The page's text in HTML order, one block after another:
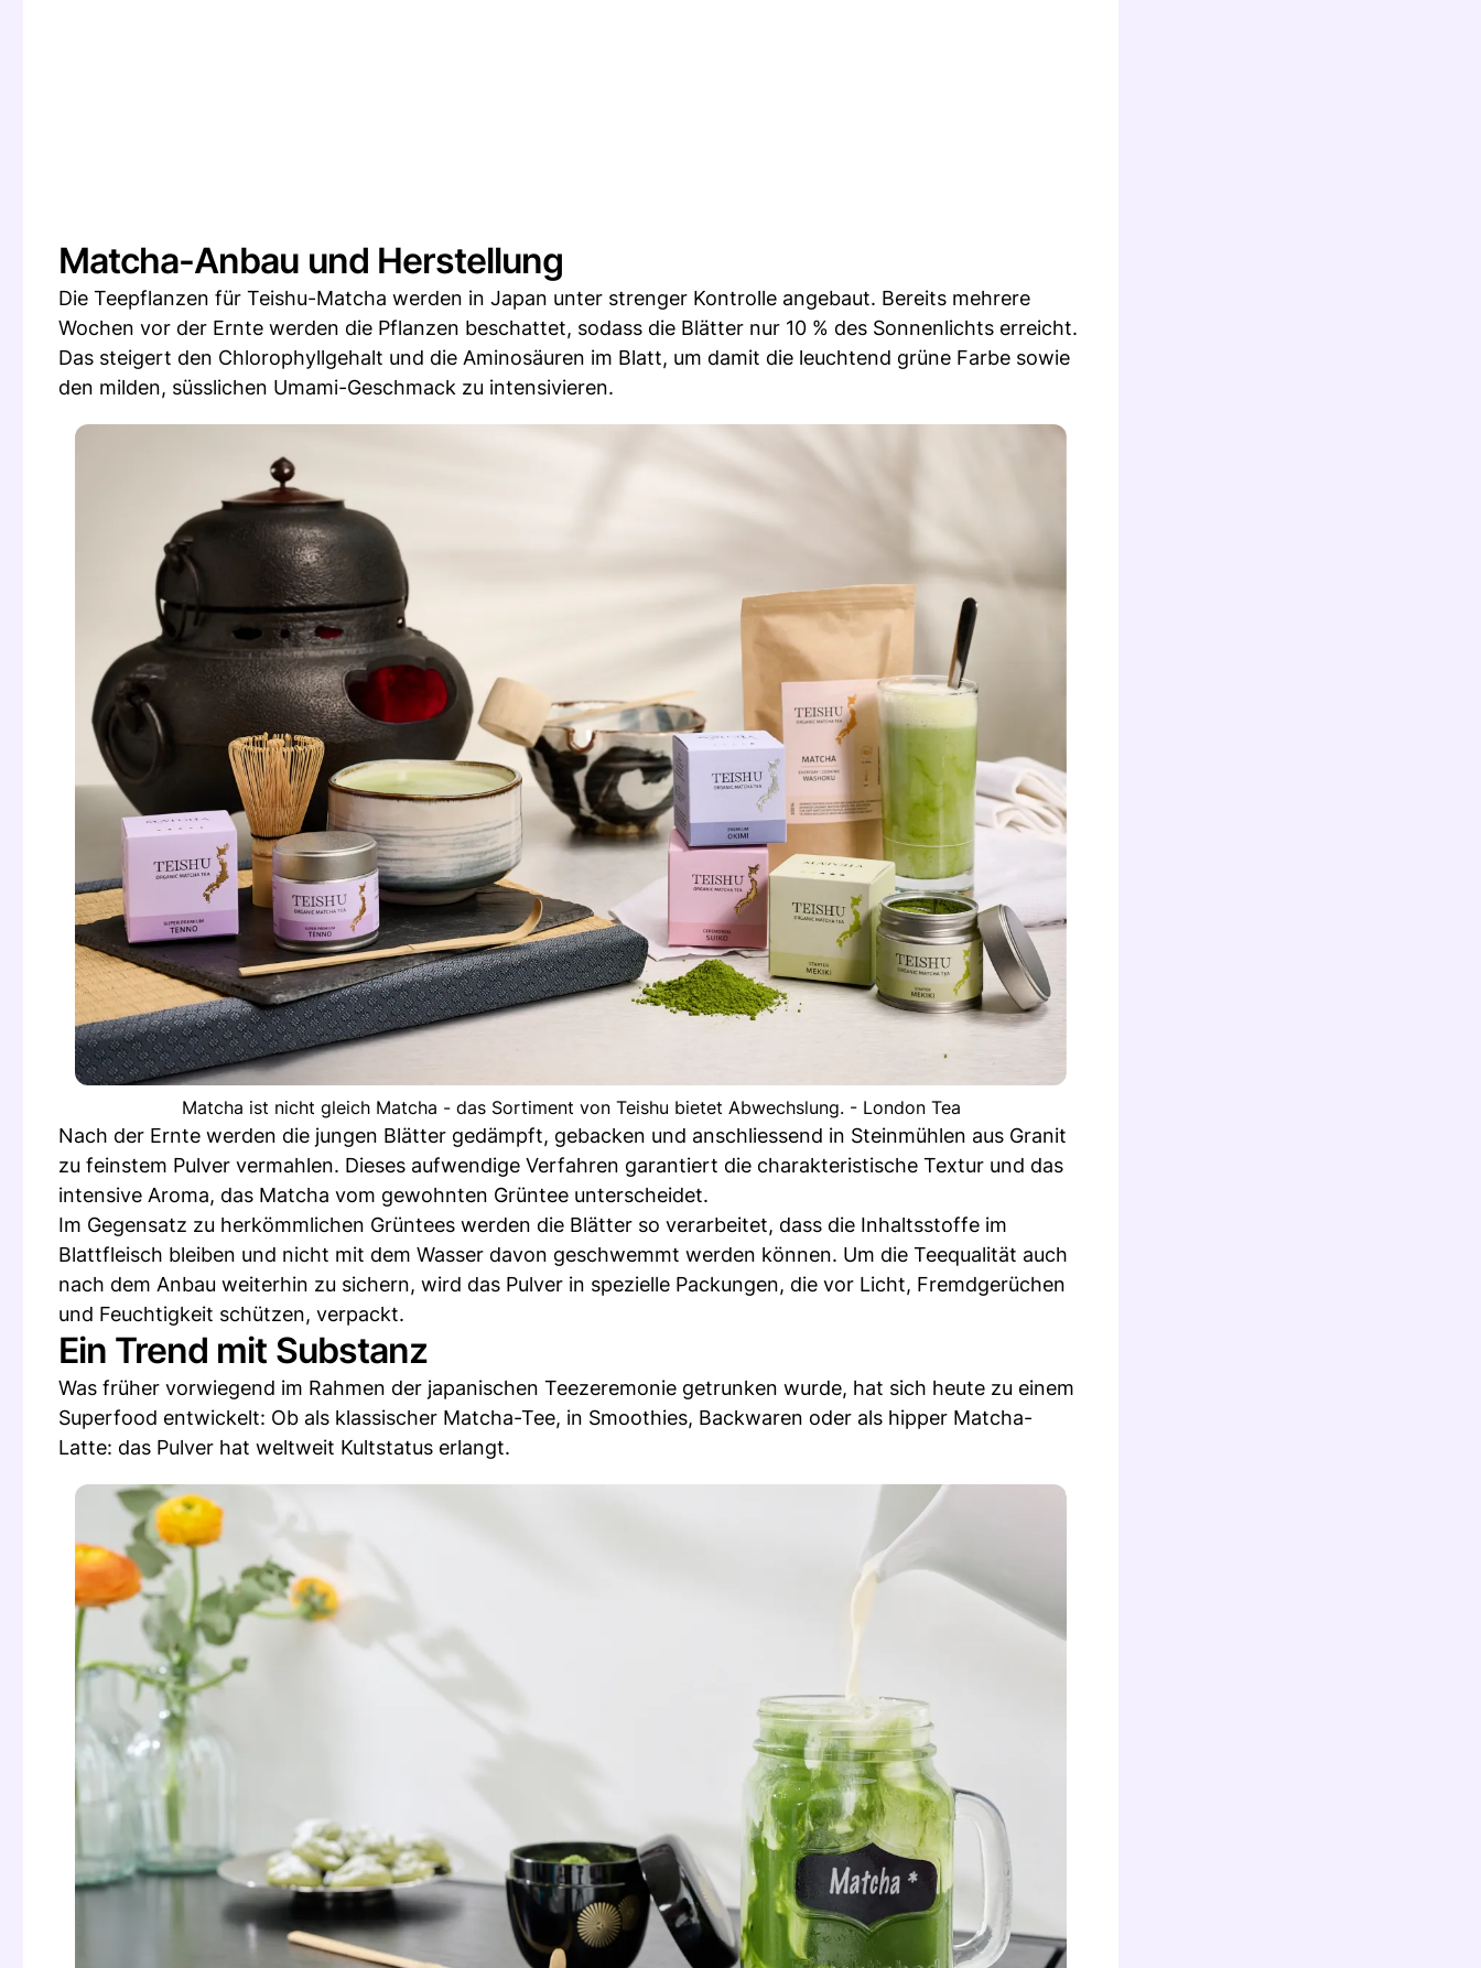
Matcha-Anbau und Herstellung
Die Teepflanzen für Teishu-Matcha werden in Japan unter strenger Kontrolle angebaut. Bereits mehrere
Wochen vor der Ernte werden die Pflanzen beschattet, sodass die Blätter nur 10 % des Sonnenlichts erreicht.
Das steigert den Chlorophyllgehalt und die Aminosäuren im Blatt, um damit die leuchtend grüne Farbe sowie
den milden, süsslichen Umami-Geschmack zu intensivieren.
Matcha ist nicht gleich Matcha - das Sortiment von Teishu bietet Abwechslung. - London Tea
Nach der Ernte werden die jungen Blätter gedämpft, gebacken und anschliessend in Steinmühlen aus Granit
zu feinstem Pulver vermahlen. Dieses aufwendige Verfahren garantiert die charakteristische Textur und das
intensive Aroma, das Matcha vom gewohnten Grüntee unterscheidet.
Im Gegensatz zu herkömmlichen Grüntees werden die Blätter so verarbeitet, dass die Inhaltsstoffe im
Blattfleisch bleiben und nicht mit dem Wasser davon geschwemmt werden können. Um die Teequalität auch
nach dem Anbau weiterhin zu sichern, wird das Pulver in spezielle Packungen, die vor Licht, Fremdgerüchen
und Feuchtigkeit schützen, verpackt.
Ein Trend mit Substanz
Was früher vorwiegend im Rahmen der japanischen Teezeremonie getrunken wurde, hat sich heute zu einem
Superfood entwickelt: Ob als klassischer Matcha-Tee, in Smoothies, Backwaren oder als hipper Matcha-
Latte: das Pulver hat weltweit Kultstatus erlangt.